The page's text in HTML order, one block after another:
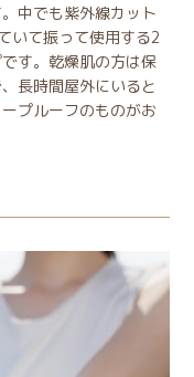
中でも紫外線カット
いて振って使用する2
す。乾燥肌の方は保
長時間屋外にいると
プルーフのものがお